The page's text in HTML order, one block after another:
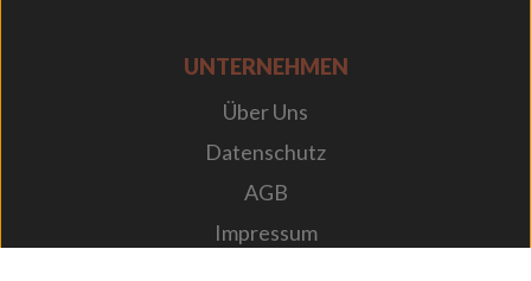
UNTERNEHMEN
Über Uns
Datenschutz
AGB
Impressum